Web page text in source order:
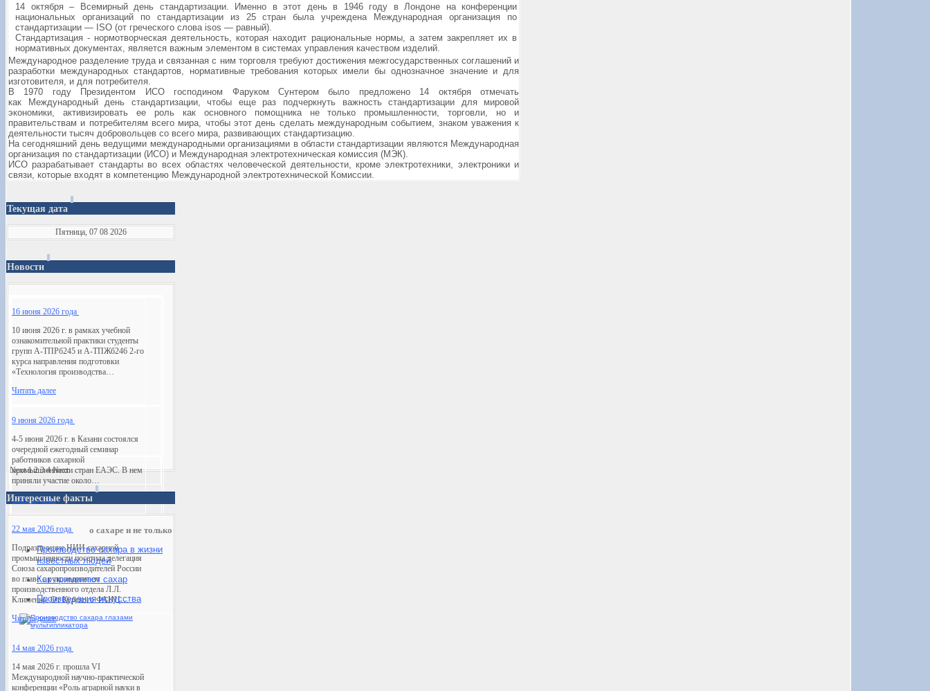
14 октября – Всемирный день стандартизации. Именно в этот день в 1946 году в Лондоне на конференции
национальных организаций по стандартизации из 25 стран была учреждена Международная организация по
стандартизации — ISO (от греческого слова isos — равный).
Стандартизация - нормотворческая деятельность, которая находит рациональные нормы, а затем закрепляет их в
нормативных документах, является важным элементом в системах управления качеством изделий.
Международное разделение труда и связанная с ним торговля требуют достижения межгосударственных соглашений и
разработки международных стандартов, нормативные требования которых имели бы однозначное значение и для
изготовителя, и для потребителя.
В 1970 году Президентом ИСО господином Фаруком Сунтером было предложено 14 октября отмечать
как
Международный день стандартизации, чтобы еще раз подчеркнуть важность стандартизации для мировой
экономики, активизировать ее роль как основного помощника не только промышленности, торговли, но и
правительствам и потребителям всего мира, чтобы этот день сделать международным событием, знаком уважения к
деятельности тысяч добровольцев со всего мира, развивающих стандартизацию.
На сегодняшний день ведущими международными организациями в области стандартизации являются Международная
организация по стандартизации (ИСО) и Международная электротехническая комиссия (МЭК).
ИСО разрабатывает стандарты во всех областях человеческой деятельности, кроме электротехники, электроники и
связи, которые входят в компетенцию Международной электротехнической Комиссии.
Текущая дата
Пятница, 07 08 2026
Новости
16 июня 2026 года
10 июня 2026 г. в рамках учебной
ознакомительной практики студенты
групп А-ТПРб245 и А-ТПЖб246 2-го
курса направления подготовки
«Технология производства…
Читать далее
9 июня 2026 года
4-5 июня 2026 г. в Казани состоялся
очередной ежегодный семинар
работников сахарной
промышленности стран ЕАЭС. В нем
приняли участие около…
Читать далее
22 мая 2026 года
Подразделение НИИ сахарной
промышленности посетила делегация
Союза сахаропроизводителей России
во главе с руководителем
производственного отдела Л.Л.
Клименко. От Курского ФАНЦ…
Читать далее
14 мая 2026 года
14 мая 2026 г. прошла VI
Международной научно-практической
конференции «Роль аграрной науки в
Next1234Next
Интересные факты
о сахаре и не только
Производство сахара в жизни
известных людей
Как применяют сахар
Произведения искусства